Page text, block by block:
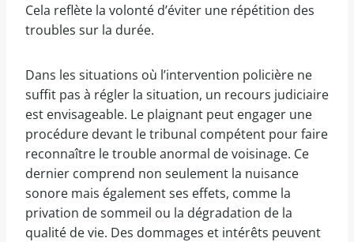
Cela reflète la volonté d’éviter une répétition des
troubles sur la durée.
Dans les situations où l’intervention policière ne
suffit pas à régler la situation, un recours judiciaire
est envisageable. Le plaignant peut engager une
procédure devant le tribunal compétent pour faire
reconnaître le trouble anormal de voisinage. Ce
dernier comprend non seulement la nuisance
sonore mais également ses effets, comme la
privation de sommeil ou la dégradation de la
qualité de vie. Des dommages et intérêts peuvent